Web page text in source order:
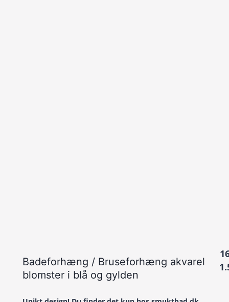
Badeforhæng / Bruseforhæng akvarel
blomster i blå og gylden